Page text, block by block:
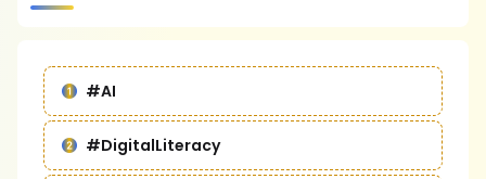
#AI
#DigitalLiteracy